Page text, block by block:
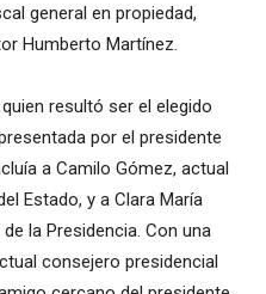
general en propiedad,
Humberto Martínez.
resultó ser el elegido
por el presidente
a Camilo Gómez, actual
Estado, y a Clara María
la Presidencia. Con una
consejero presidencial